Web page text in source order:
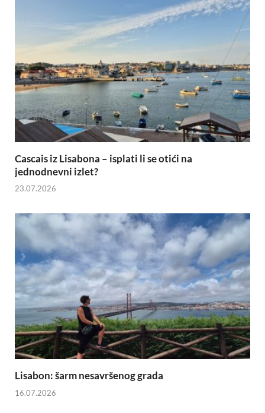
Cascais iz Lisabona – isplati li se otići na
jednodnevni izlet?
23.07.2026
Lisabon: šarm nesavršenog grada
16.07.2026